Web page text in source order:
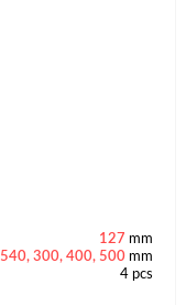
127 mm
540, 300, 400, 500 mm
4 pcs